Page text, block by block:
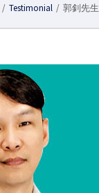
/ Testimonial / 郭釗先生